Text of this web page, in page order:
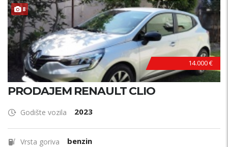
8
14.000 €
PRODAJEM RENAULT CLIO
Godište vozila 2023
Vrsta goriva benzin